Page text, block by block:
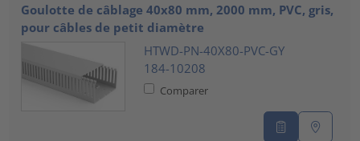
Goulotte de câblage 40x80 mm, 2000 mm, PVC, gris,
pour câbles de petit diamètre
HTWD-PN-40X80-PVC-GY
184-10208
Comparer